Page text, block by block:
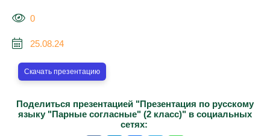
0
25.08.24
Скачать презентацию
Поделиться презентацией "Презентация по русскому
языку "Парные согласные" (2 класс)" в социальных
сетях: